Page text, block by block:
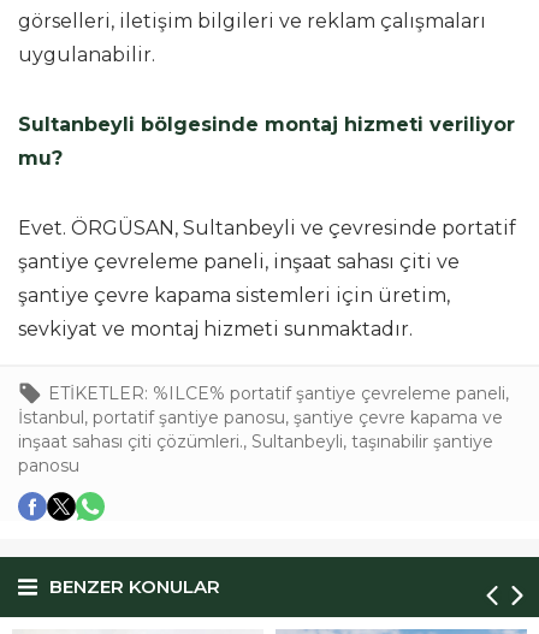
görselleri, iletişim bilgileri ve reklam çalışmaları
uygulanabilir.
Sultanbeyli bölgesinde montaj hizmeti veriliyor
mu?
Evet. ÖRGÜSAN, Sultanbeyli ve çevresinde portatif
şantiye çevreleme paneli, inşaat sahası çiti ve
şantiye çevre kapama sistemleri için üretim,
sevkiyat ve montaj hizmeti sunmaktadır.
ETİKETLER: %ILCE% portatif şantiye çevreleme paneli,
İstanbul, portatif şantiye panosu, şantiye çevre kapama ve
inşaat sahası çiti çözümleri., Sultanbeyli, taşınabilir şantiye
panosu
BENZER KONULAR